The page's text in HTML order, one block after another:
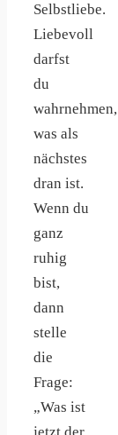
Selbstliebe.
Liebevoll
darfst
du
wahrnehmen,
was als
nächstes
dran ist.
Wenn du
ganz
ruhig
bist,
dann
stelle
die
Frage:
„Was ist